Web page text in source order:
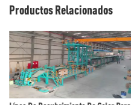
Productos Relacionados